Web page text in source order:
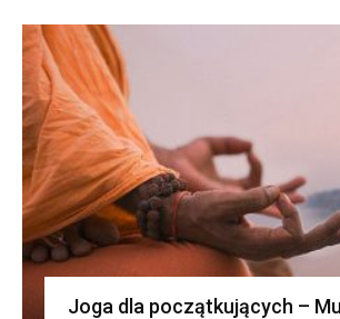
Joga dla początkujących –